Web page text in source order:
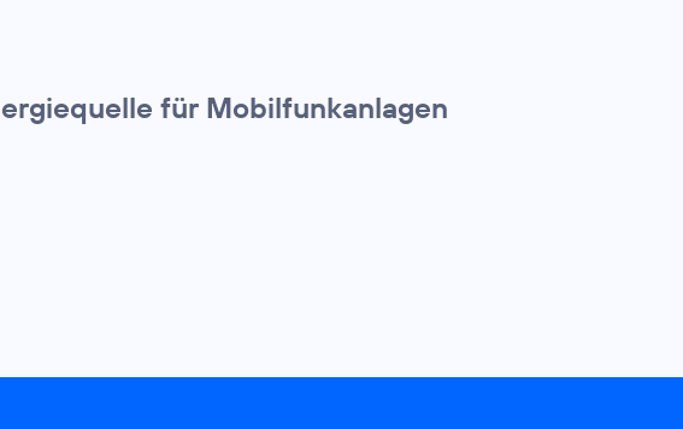
für Mobilfunkanlagen